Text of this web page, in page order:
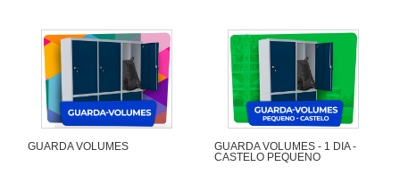
GUARDA VOLUMES
GUARDA VOLUMES - 1 DIA -
CASTELO PEQUENO